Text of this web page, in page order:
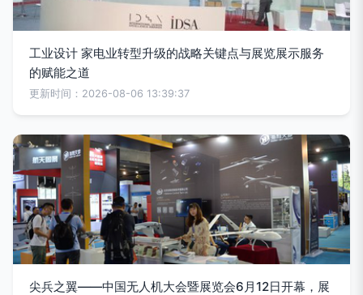
工业设计 家电业转型升级的战略关键点与展览展示服务
的赋能之道
更新时间：2026-08-06 13:39:37
尖兵之翼——中国无人机大会暨展览会6月12日开幕，展